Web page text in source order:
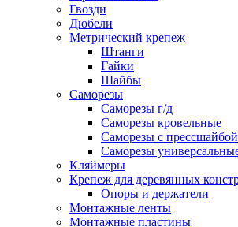
Гвозди
Дюбели
Метрический крепеж
Штанги
Гайки
Шайбы
Саморезы
Саморезы г/д
Саморезы кровельные
Саморезы с прессшайбой
Саморезы
Кляймеры
Крепеж для деревянных
Опоры и держатели
Монтажные ленты
Монтажные пластины